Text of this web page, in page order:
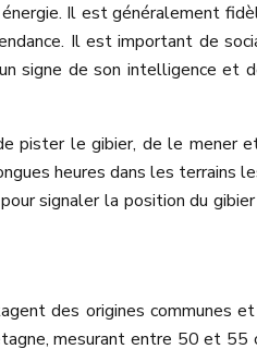
Il est généralement
Il est important de
signe de son intelligence et
pister le gibier, de le mener
heures dans les terrains
signaler la position du
des origines communes et
mesurant entre 50 et 55